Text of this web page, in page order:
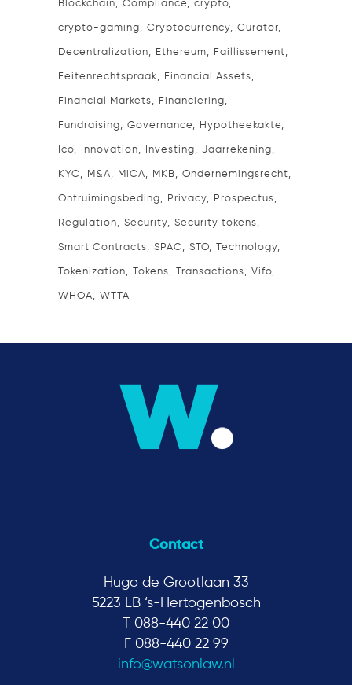
Blockchain Compliance crypto
crypto-gaming Cryptocurrency Curator
Decentralization Ethereum Faillissement
Feitenrechtspraak Financial Assets
Financial Markets Financiering
Fundraising Governance Hypotheekakte
Ico Innovation Investing Jaarrekening
KYC M&A MiCA MKB Ondernemingsrecht
Ontruimingsbeding Privacy Prospectus
Regulation Security Security tokens
Smart Contracts SPAC STO Technology
Tokenization Tokens Transactions Vifo
WHOA WTTA
Contact
Hugo de Grootlaan 33
5223 LB ‘s-Hertogenbosch
T 088-440 22 00
F 088-440 22 99
info@watsonlaw.nl